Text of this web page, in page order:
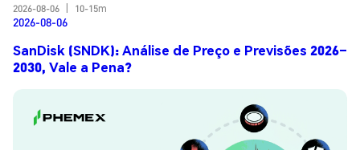
2026-08-06
10-15m
2026-08-06
SanDisk (SNDK): Análise de Preço e Previsões 2026–
2030, Vale a Pena?